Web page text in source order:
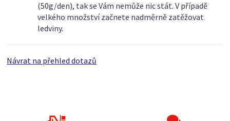
(50g/den), tak se Vám nemůže nic stát. V případě
velkého množství začnete nadměrně zatěžovat
ledviny.
Návrat na přehled dotazů